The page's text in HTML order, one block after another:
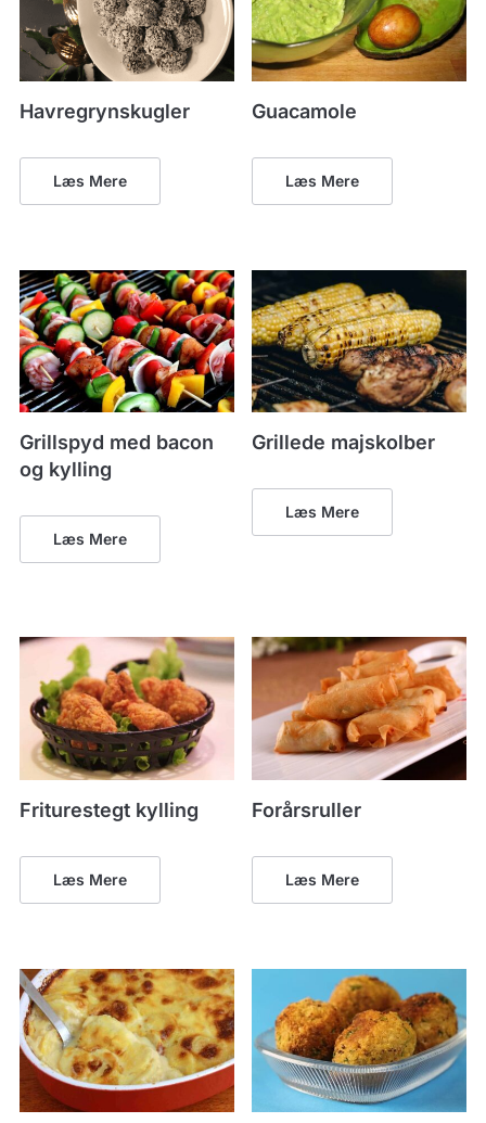
Havregrynskugler
Læs Mere
Guacamole
Læs Mere
Grillspyd med bacon
og kylling
Læs Mere
Grillede majskolber
Læs Mere
Friturestegt kylling
Læs Mere
Forårsruller
Læs Mere